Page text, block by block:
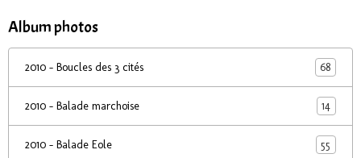
Album photos
2010 - Boucles des 3 cités 68
2010 - Balade marchoise 14
2010 - Balade Eole 55